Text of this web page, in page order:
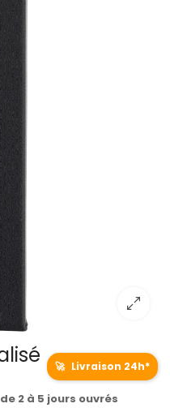
🚀 Livraison 24h*
2 à 5 jours ouvrés